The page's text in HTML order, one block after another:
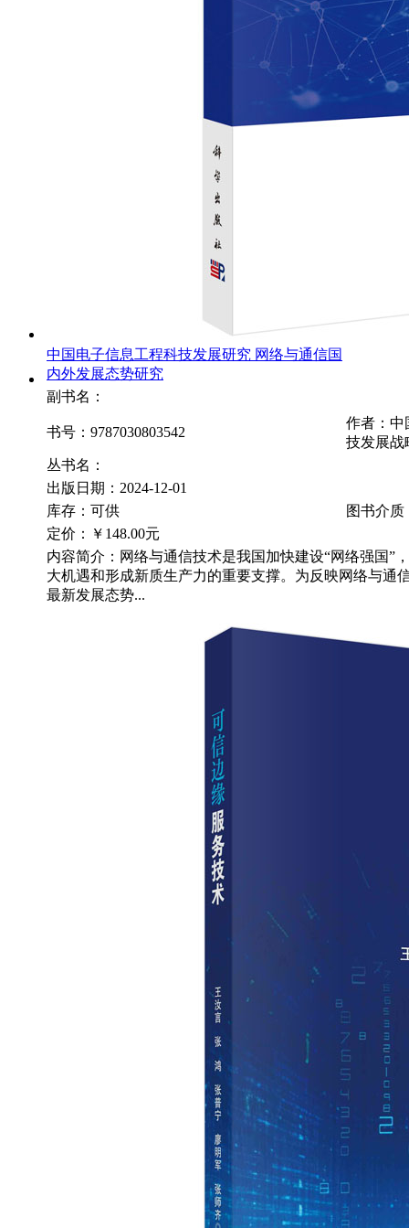
中国电子信息工程科技发展研究 网络与通信国
内外发展态势研究
副书名：
书号：9787030803542
作者：中
技发展战
丛书名：
出版日期：2024-12-01
库存：可供
图书介质
定价：
￥148.00元
内容简介：网络与通信技术是我国加快建设“网络强国”
大机遇和形成新质生产力的重要支撑。为反映网络与通
最新发展态势...